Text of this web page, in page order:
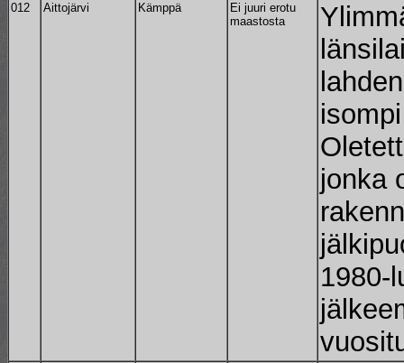
012 Aittojärvi Kämppä
Ei juuri erotu
maastosta
jonka
1980-